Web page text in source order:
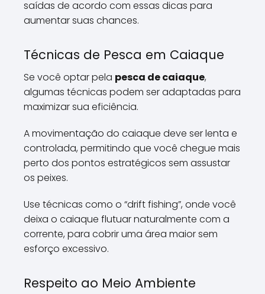
saídas de acordo com essas dicas para
aumentar suas chances.
Técnicas de Pesca em Caiaque
Se você optar pela pesca de caiaque,
algumas técnicas podem ser adaptadas para
maximizar sua eficiência.
A movimentação do caiaque deve ser lenta e
controlada, permitindo que você chegue mais
perto dos pontos estratégicos sem assustar
os peixes.
Use técnicas como o “drift fishing”, onde você
deixa o caiaque flutuar naturalmente com a
corrente, para cobrir uma área maior sem
esforço excessivo.
Respeito ao Meio Ambiente